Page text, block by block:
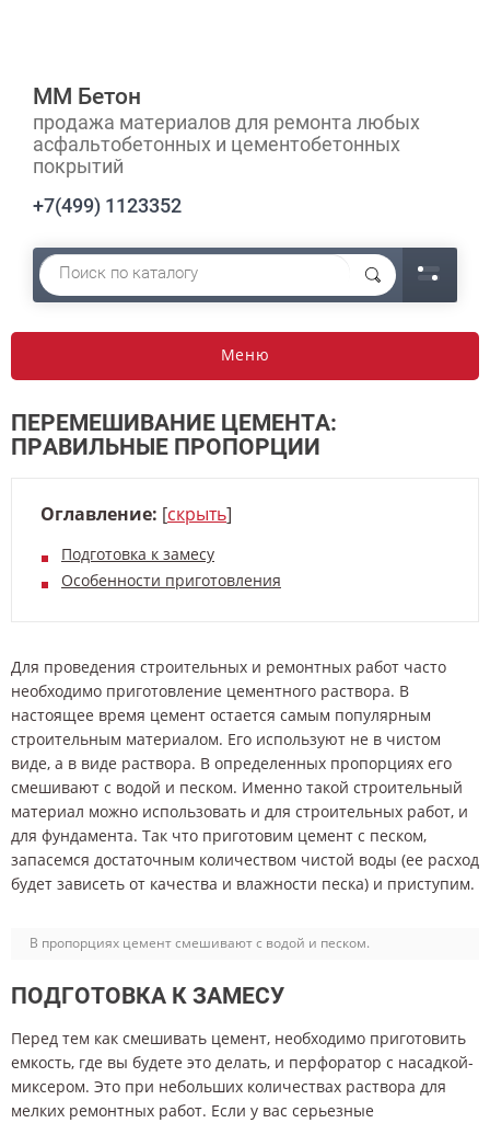
ММ Бетон
продажа материалов для ремонта любых
асфальтобетонных и цементобетонных
покрытий
+7(499) 1123352
Меню
ПЕРЕМЕШИВАНИЕ ЦЕМЕНТА:
ПРАВИЛЬНЫЕ ПРОПОРЦИИ
Оглавление: [скрыть]
Подготовка к замесу
Особенности приготовления
Для проведения строительных и ремонтных работ часто
необходимо приготовление цементного раствора. В
настоящее время цемент остается самым популярным
строительным материалом. Его используют не в чистом
виде, а в виде раствора. В определенных пропорциях его
смешивают с водой и песком. Именно такой строительный
материал можно использовать и для строительных работ, и
для фундамента. Так что приготовим цемент с песком,
запасемся достаточным количеством чистой воды (ее расход
будет зависеть от качества и влажности песка) и приступим.
В пропорциях цемент смешивают с водой и песком.
ПОДГОТОВКА К ЗАМЕСУ
Перед тем как смешивать цемент, необходимо приготовить
емкость, где вы будете это делать, и перфоратор с насадкой-
миксером. Это при небольших количествах раствора для
мелких ремонтных работ. Если у вас серьезные